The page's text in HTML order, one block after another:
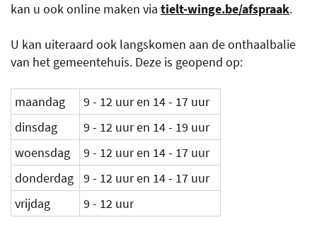
kan u ook online maken via tielt-winge.be/afspraak.
U kan uiteraard ook langskomen aan de onthaalbalie
van het gemeentehuis. Deze is geopend op:
maandag
9 - 12 uur en 14 - 17 uur
dinsdag
9 - 12 uur en 14 - 19 uur
woensdag
9 - 12 uur en 14 - 17 uur
donderdag
9 - 12 uur en 14 - 17 uur
vrijdag
9 - 12 uur